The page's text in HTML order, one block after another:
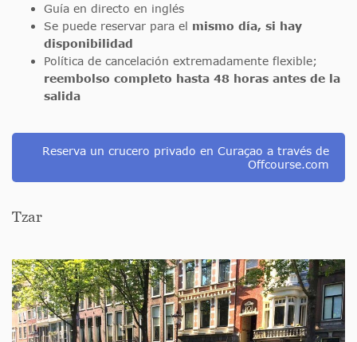
Guía en directo en inglés
Se puede reservar para el mismo día, si hay
disponibilidad
Política de cancelación extremadamente flexible;
reembolso completo hasta 48 horas antes de la
salida
Reserva un crucero privado en Curaçao a través de
Offcourse.com
Tzar